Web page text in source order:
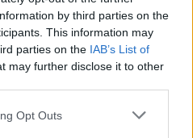
by third parties on the
This information may
parties on the IAB’s List of
may further disclose it to other
Opt Outs
è listato come
bel po' di appeal tra i
vero, pero', che a questo
spagnolo era il
con la media di un